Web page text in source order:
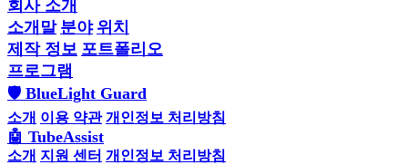
회사 소개
소개말 분야 위치
제작 정보 포트폴리오
프로그램
🛡 BlueLight Guard
소개 이용 약관 개인정보 처리방침
🤖 TubeAssist
소개 지원 센터 개인정보 처리방침